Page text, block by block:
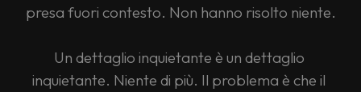
presa fuori contesto. Non hanno risolto niente.
Un dettaglio inquietante è un dettaglio
inquietante. Niente di più. Il problema è che il